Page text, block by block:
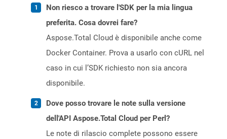
Non riesco a trovare l'SDK per la mia lingua
preferita. Cosa dovrei fare?
Aspose.Total Cloud è disponibile anche come
Docker Container. Prova a usarlo con cURL nel
caso in cui l’SDK richiesto non sia ancora
disponibile.
Dove posso trovare le note sulla versione
dell'API Aspose.Total Cloud per Perl?
Le note di rilascio complete possono essere